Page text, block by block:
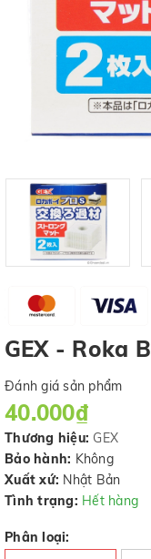
GEX - Roka
Đánh giá sản phẩm
40.000₫
Thương hiệu: GEX
Bảo hành: Không
Xuất xứ: Nhật Bản
Tình trạng: Hết hàng
Phân loại: